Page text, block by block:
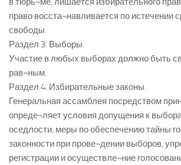
право восста¬навливается по истечении
свободы.
Раздел 3. Выборы.
Участие в любых выборах должно быть
рав¬ным.
Раздел 4. Избирательные законы.
Генеральная ассамблея посредством
опреде¬ляет условия допущения к
оседлости, меры по обеспечению тайны
законности при прове¬дении выборов,
регистрации и осуществле¬ние